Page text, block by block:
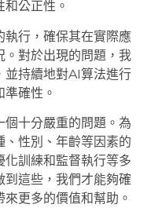
公正性。
執行，確保其在實際應
。對於出現的問題，我
並持續地對AI算法進行
確性。
十分嚴重的問題。為
、性別、年齡等因素的
化訓練和監督執行等多
這些，我們才能夠確
更多的價值和幫助。